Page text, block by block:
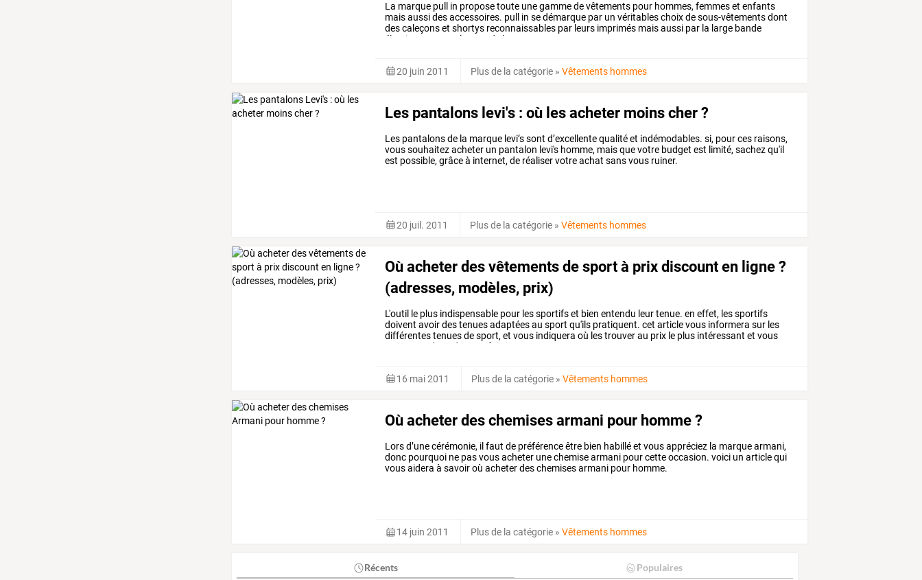
La marque pull in proposetoute unegammedevêtements pour hommes, femmeset enfants
maisaussidesaccessoires. pull in sedémarque par un véritableschoixdesous-vêtementsdont
descaleçonset shortys reconnaissables par leurs imprimés maisaussi par la large bande
élastique
le de la
20 juin 2011 Plus de la catégorie »Vêtements hommes
Les pantalons levi's : où les acheter moins cher ?
Les pantalons de la marque levi’s sont d’excellente qualité et indémodables. si, pour ces raisons,
vous souhaitez acheter un pantalon levi's homme, mais que votre budget est limité, sachez qu'il
est possible, grâce à internet, de réaliser votre achat sans vous ruiner.
20 juil. 2011 Plus de la catégorie »Vêtements hommes
Où acheter des vêtements de sport à prix discount en ligne ?
(adresses, modèles, prix)
L'outil le plus indispensable pour lessportifset bien entendu leurtenue. en effet, lessportifs
doivent avoirdestenuesadaptéesau sport qu'ils pratiquent. cet articlevous informera sur les
différentestenuesdesport, et vous indiquera où lestrouverau prix le plus intéressant et vous
donc de faire
16 mai 2011 Plus de la catégorie »Vêtements hommes
Où acheter des chemises armani pour homme ?
Lors d’une cérémonie, il faut de préférence être bien habillé et vous appréciez la marque armani,
donc pourquoi ne pas vous acheter une chemise armani pour cette occasion. voici un article qui
vous aidera à savoir où acheter des chemises armani pour homme.
14 juin 2011 Plus de la catégorie »Vêtements hommes
Récents Populaires